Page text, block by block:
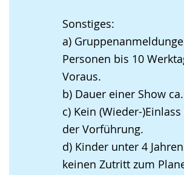
Sonstiges:
a)
Personen bis 10
Voraus.
b) Dauer einer Show
c) Kein (Wieder-
der Vorführung.
d) Kinder unter 4
keinen Zutritt zum